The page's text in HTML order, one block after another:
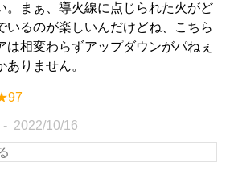
。まぁ、導火線に点じられた火がど
いるのが楽しいんだけどね、こちら
は相変わらずアップダウンがパねぇ
ありません。
2022/10/16